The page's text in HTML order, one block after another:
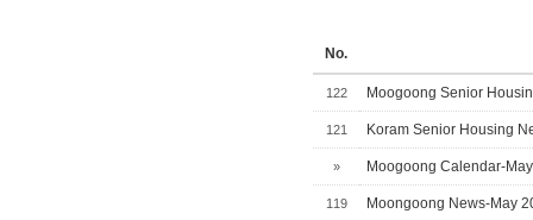
No.
122 Moogoong Senior
121 Koram Senior Housing
» Moogoong Calendar-
119 Moongoong News-May